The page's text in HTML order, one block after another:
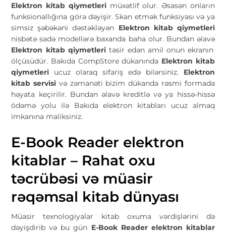
Elektron kitab qiymetleri müxətlif olur. Əsasən onların
funksionallığına görə dəyişir. Skan etmək funksiyası və ya
simsiz şəbəkəni dəstəkləyən Elektron kitab qiymetleri
nisbətə sadə modellərə baxanda baha olur. Bundan əlavə
Elektron kitab qiymetleritəsir edən amil onun ekranın
ölçüsüdür. Bakıda CompStore dükanında Elektron kitab
qiymetleri ucuz olaraq sifariş edə bilərsiniz. Elektron
kitab servisi və zəmanəti bizim dükanda rəsmi formada
həyata keçirilir. Bundan əlavə kreditlə və ya hissə-hissə
ödəmə yolu ilə Bakıda elektron kitabları ucuz almaq
imkanına maliksiniz.
E-Book Reader elektron
kitablar – Rahat oxu
təcrübəsi və müasir
rəqəmsal kitab dünyası
Müasir texnologiyalar kitab oxuma vərdişlərini də
dəyişdirib və bu gün E-Book Reader elektron kitablar